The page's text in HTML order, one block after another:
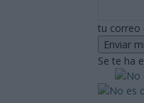
tu correo
Se te ha